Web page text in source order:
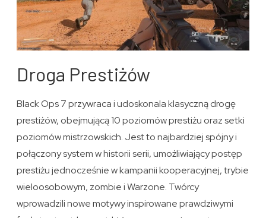
Droga Prestiżów
Black Ops 7 przywraca i udoskonala klasyczną drogę
prestiżów, obejmującą 10 poziomów prestiżu oraz setki
poziomów mistrzowskich. Jest to najbardziej spójny i
połączony system w historii serii, umożliwiający postęp
prestiżu jednocześnie w kampanii kooperacyjnej, trybie
wieloosobowym, zombie i Warzone. Twórcy
wprowadzili nowe motywy inspirowane prawdziwymi